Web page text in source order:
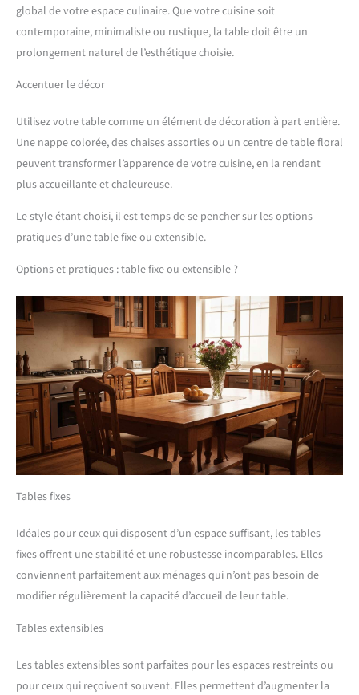
global de votre espace culinaire. Que votre cuisine soit
contemporaine, minimaliste ou rustique, la table doit être un
prolongement naturel de l’esthétique choisie.
Accentuer le décor
Utilisez votre table comme un élément de décoration à part entière.
Une nappe colorée, des chaises assorties ou un centre de table floral
peuvent transformer l’apparence de votre cuisine, en la rendant
plus accueillante et chaleureuse.
Le style étant choisi, il est temps de se pencher sur les options
pratiques d’une table fixe ou extensible.
Options et pratiques : table fixe ou extensible ?
Tables fixes
Idéales pour ceux qui disposent d’un espace suffisant, les tables
fixes offrent une stabilité et une robustesse incomparables. Elles
conviennent parfaitement aux ménages qui n’ont pas besoin de
modifier régulièrement la capacité d’accueil de leur table.
Tables extensibles
Les tables extensibles sont parfaites pour les espaces restreints ou
pour ceux qui reçoivent souvent. Elles permettent d’augmenter la